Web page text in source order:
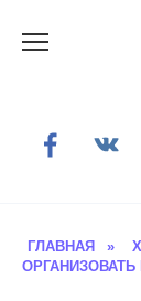
ГЛАВНАЯ »
ОРГАНИЗОВАТЬ